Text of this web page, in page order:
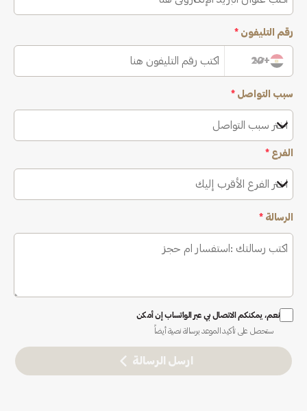
رقم التليفون *
+20
سبب التواصل *
اختر سبب التواصل
الفرع *
اختر الفرع الأقرب إليك
الرسالة *
نعم، يمكنكم الاتصال بي عبر الواتساب إن أمكن
ستحصل على تأكيد الموعد برسالة نصية أيضاً
ارسل الرسالة